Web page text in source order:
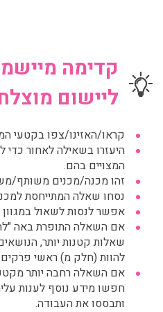
קדימה
ליישום
קראו/האזינו/צפו בקטעי
היעזרו בשאילה לאחור כדי
המצויים בהם.
זהו מכנה/מכנים משותף/
נסחו שאלה המתייחסת
אפשר לנסות לשאול
אם השאלה התופרת באה
שאלות קטנות יותר,
להוות (חלק מ) ראשי
אם השאלה רחבה יותר
חפשו מידע נוסף לענות
ותבססו את העבודה.